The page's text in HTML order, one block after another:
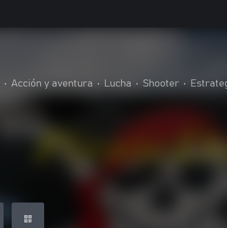
• Acción y aventura • Lucha • Shooter •